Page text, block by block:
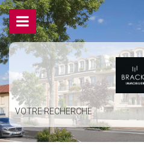
VOTRE RECHERCHE